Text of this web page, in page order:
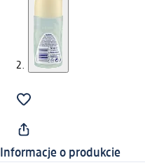
Informacje o produkcie